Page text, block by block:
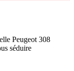
Peugeot 308
séduire